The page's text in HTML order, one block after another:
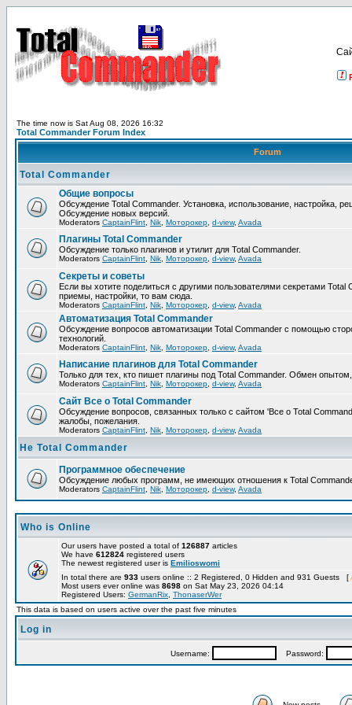
The time now is Sat Aug 08, 2026 16:32
Total Commander Forum Index
Forum
Total Commander
Общие вопросы
Обсуждение Total Commander. Установка, использование, настройка,
Обсуждение новых версий.
Moderators CaptainFlint Nik Моторокер d-view, Avada
Плагины Total Commander
Обсуждение только плагинов и утилит для Total Commander.
Moderators CaptainFlint Nik Моторокер d-view, Avada
Секреты и советы
Если вы хотите поделиться с другими пользователями секретами Total
приемы, настройки, то вам сюда.
Moderators CaptainFlint Nik Моторокер d-view, Avada
Автоматизация Total Commander
Обсуждение вопросов автоматизации Total Commander с помощью
технологий.
Moderators CaptainFlint Nik Моторокер d-view, Avada
Написание плагинов для Total Commander
Только для тех, кто пишет плагины под Total Commander. Обмен
Moderators CaptainFlint Nik Моторокер d-view, Avada
Сайт Все о Total Commander
Обсуждение вопросов, связанных только с сайтом 'Все о Total
жалобы, пожелания.
Moderators CaptainFlint Nik Моторокер d-view, Avada
Не Total Commander
Программное обеспечение
Обсуждение любых программ, не имеющих отношения к Total
Moderators CaptainFlint Nik Моторокер d-view, Avada
Who is Online
Our users have posted a total of 126887 articles
We have 612824 registered users
The newest registered user is Emilioswomi
In total there are 933 users online :: 2 Registered, 0 Hidden and 931 Guests [
Most users ever online was 8698 on Sat May 23, 2026 04:14
Registered Users: GermanRix ThonaserWer
This data is based on users active over the past five minutes
Log in
Username: Password: